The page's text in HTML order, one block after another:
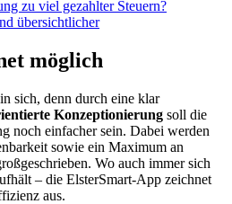
zu viel gezahlter Steuern?
übersichtlicher
möglich
sich, denn durch eine klar
Konzeptionierung soll die
noch einfacher sein. Dabei werden
sowie ein Maximum an
Wo auch immer sich
– die ElsterSmart-App zeichnet
aus.